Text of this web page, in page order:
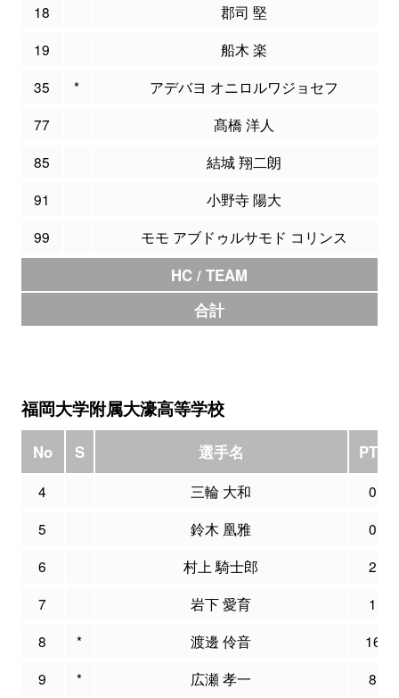
18
郡司 堅
19
船木 楽
35
*
アデバヨ オニロルワジョセフ
77
髙橋 洋人
85
結城 翔二朗
91
小野寺 陽大
99
モモ アブドゥルサモド コリンス
HC / TEAM
合計
福岡大学附属大濠高等学校
No S 選手名 PTS
4 三輪 大和
0
5
鈴木 凰雅
0
6
村上 騎士郎
2
7
岩下 愛育
1
8
* 渡邊 伶音
16
9
* 広瀬 孝一 8